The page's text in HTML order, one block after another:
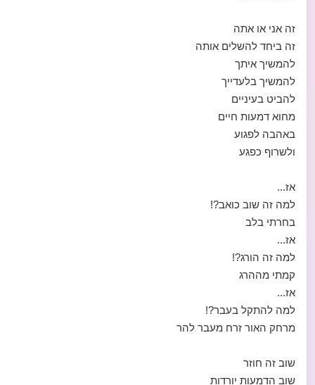
זה אני או אתה
זה ביחד להשלים אותה
להמשיך איתך
להמשיך בלעדייך
להביט בעיניים
מחוא דמעות חיים
באהבה לפגוע
ולשרוף כפגע
אז...
למה זה שוב כואב?!
בחרתי בלב
אז...
למה זה הורג?!
קמתי מההרג
אז...
למה להתקל בעבר?!
מרחק האור זרח מעבר להר
שוב זה חוזר
שוב הדמעות יורדות